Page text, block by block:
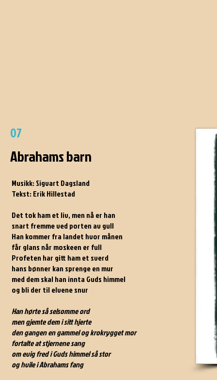
07
Abrahams barn
Musikk: Sigvart Dagsland
Tekst: Erik Hillestad
Det tok ham et liv, men nå er han
snart fremme ved porten av gull
Han kommer fra landet hvor månen
får glans når moskeen er full
Profeten har gitt ham et sverd
hans bønner kan sprenge en mur
med dem skal han innta Guds himmel
og bli der til elvene snur
Han hørte så selsomme ord
men gjemte dem i sitt hjerte
den gangen en gammel og krokrygget mor
fortalte at stjernene sang
om evig fred i Guds himmel så stor
og hvile i Abrahams fang